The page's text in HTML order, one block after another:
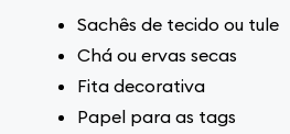
Sachês de tecido ou tule
Chá ou ervas secas
Fita decorativa
Papel para as tags